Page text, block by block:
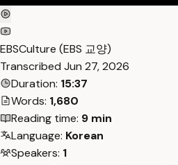
EBSCulture (EBS 교양)
Transcribed Jun 27, 2026
Duration: 15:37
Words: 1,680
Reading time: 9 min
Language: Korean
Speakers: 1